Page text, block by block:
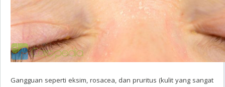
Gangguan seperti eksim, rosacea, dan pruritus (kulit yang sangat